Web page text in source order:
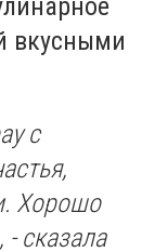
вкусными
с
Хорошо
- сказала